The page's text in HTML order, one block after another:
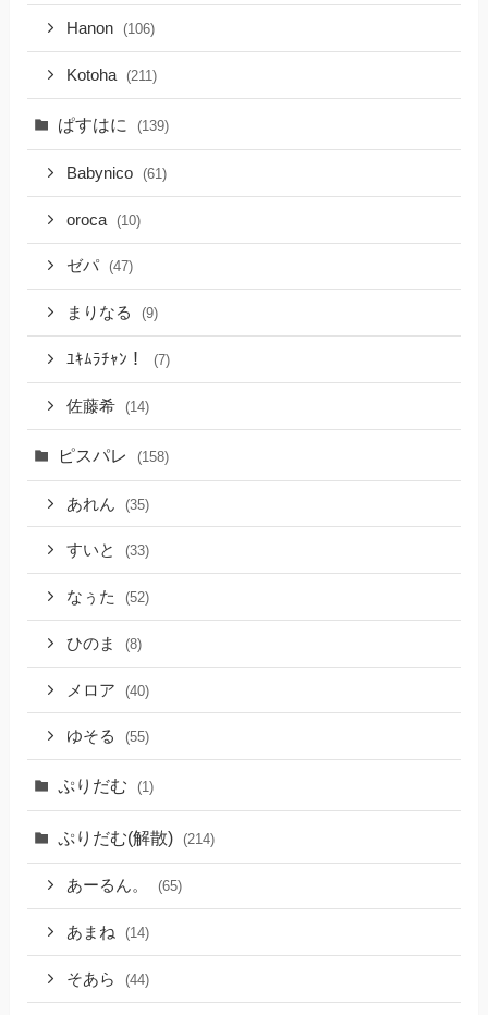
Hanon (106)
Kotoha (211)
ぱすはに (139)
Babynico (61)
oroca (10)
ゼパ (47)
まりなる (9)
ﾕｷﾑﾗﾁｬﾝ！ (7)
佐藤希 (14)
ピスパレ (158)
あれん (35)
すいと (33)
なぅた (52)
ひのま (8)
メロア (40)
ゆそる (55)
ぷりだむ (1)
ぷりだむ(解散) (214)
あーるん。 (65)
あまね (14)
そあら (44)